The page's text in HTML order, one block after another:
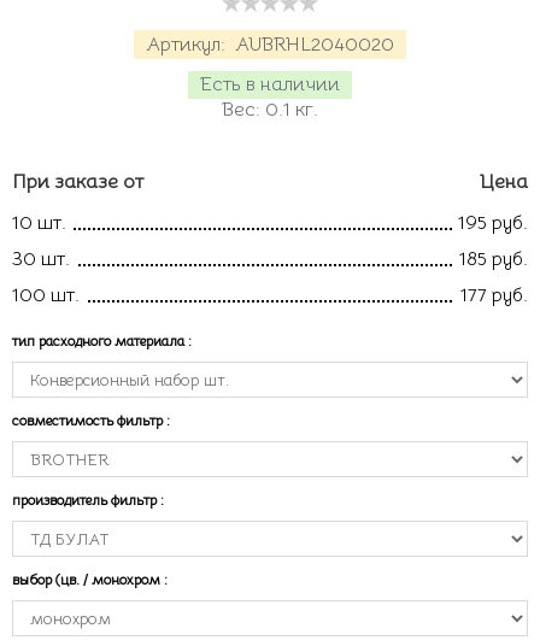
Артикул: AUBRHL2040020
Есть в наличии
Вес: 0.1 кг.
При заказе от
Цена
10 шт.
195 руб.
30 шт.
185 руб.
100 шт.
177 руб.
тип расходного материала :
совместимость фильтр :
производитель фильтр :
выбор (цв. / монохром :